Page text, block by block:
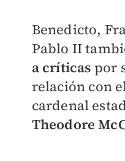
Benedicto,
Pablo II
a críticas por
relación con
cardenal
Theodore